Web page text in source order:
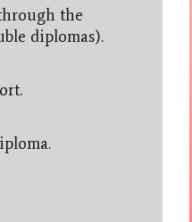
the
diplomas).